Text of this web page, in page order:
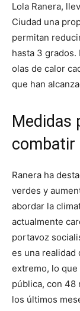
Lola Ranera,
Ciudad una
permitan
hasta 3
olas de calor
que han
Medidas
combatir
Ranera ha
verdes y
abordar la
actualmente
portavoz
es una realidad
extremo, lo
pública, con 48
los últimos